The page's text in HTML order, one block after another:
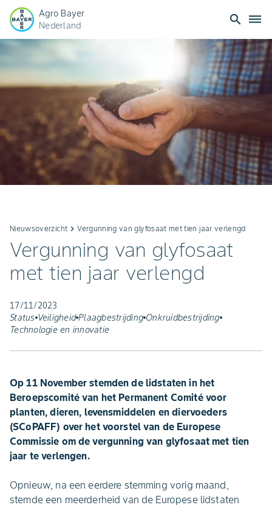
Agro Bayer
Nederland
search dehaze
Nieuwsoverzicht keyboard_arrow_rightVergunning van glyfosaat met tien jaar verlengd
Vergunning van glyfosaat
met tien jaar verlengd
17/11/2023
Status Veiligheid Plaagbestrijding Onkruidbestrijding
Technologie en innovatie
Op 11 November stemden de lidstaten in het
Beroepscomité van het Permanent Comité voor
planten, dieren, levensmiddelen en diervoeders
(SCoPAFF) over het voorstel van de Europese
Commissie om de vergunning van glyfosaat met tien
jaar te verlengen.
Opnieuw, na een eerdere stemming vorig maand,
stemde een meerderheid van de Europese lidstaten